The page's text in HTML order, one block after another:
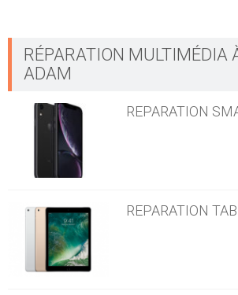
RÉPARATION MULTIMÉDIA
ADAM
REPARATION
REPARATION